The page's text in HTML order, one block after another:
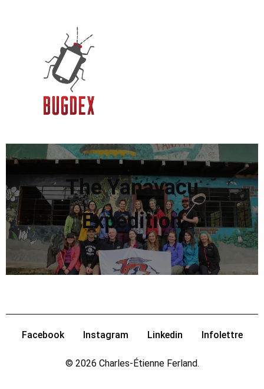
The Yanayacu
Expedition
Facebook Instagram Linkedin Infolettre
© 2026 Charles-Étienne Ferland.